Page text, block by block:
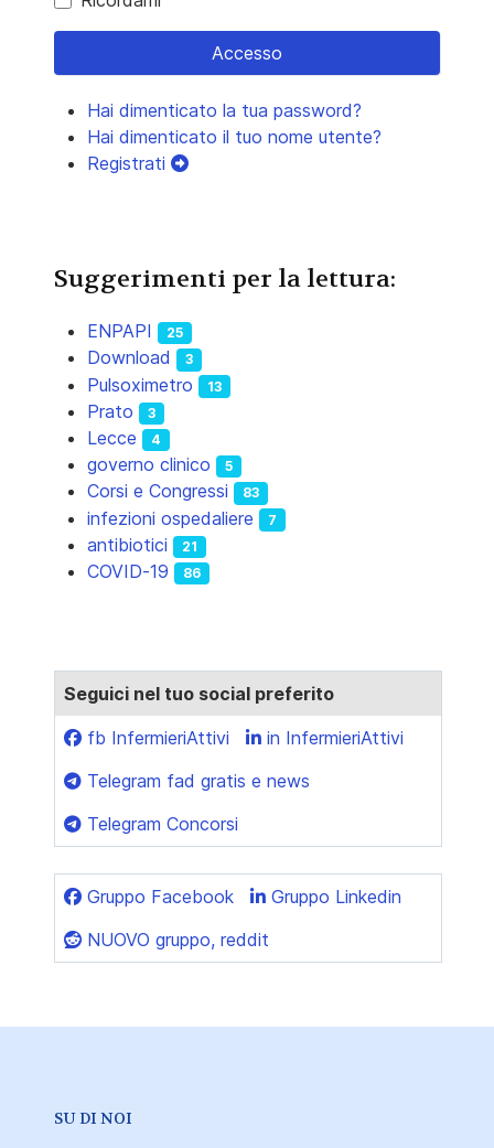
Accesso
Hai dimenticato la tua password?
Hai dimenticato il tuo nome utente?
Registrati
Suggerimenti per la lettura:
ENPAPI 25
Download 3
Pulsoximetro 13
Prato 3
Lecce 4
governo clinico 5
Corsi e Congressi 83
infezioni ospedaliere 7
antibiotici 21
COVID-19 86
Seguici nel tuo social preferito
fb InfermieriAttivi
in InfermieriAttivi
Telegram fad gratis e news
Telegram Concorsi
Gruppo Facebook
Gruppo Linkedin
NUOVO gruppo, reddit
SU DI NOI